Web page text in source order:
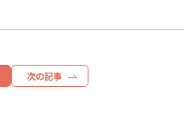
次の記事